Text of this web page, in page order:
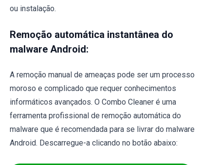
ou instalação.
Remoção automática instantânea do
malware Android:
A remoção manual de ameaças pode ser um processo
moroso e complicado que requer conhecimentos
informáticos avançados. O Combo Cleaner é uma
ferramenta profissional de remoção automática do
malware que é recomendada para se livrar do malware
Android. Descarregue-a clicando no botão abaixo: